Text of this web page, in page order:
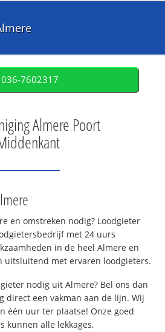
036-7602317
Almere Poort
en omstreken nodig? Loodgieter
met 24 uurs
in de heel Almere en
uitsluitend met ervaren loodgieters.
nodig uit Almere? Bel ons dan
direct een vakman aan de lijn. Wij
één uur ter plaatse! Onze goed
kunnen alle lekkages,